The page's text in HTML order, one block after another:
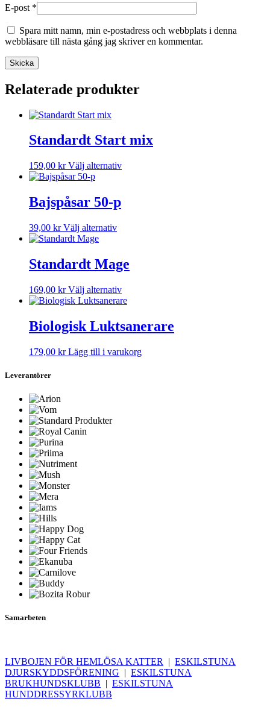
E-post *
Spara mitt namn, min e-postadress och webbplats i denna
webbläsare till nästa gång jag skriver en kommentar.
Relaterade produkter
Standardt Start mix
159,00 kr Välj alternativDen
kan
väljas
produktsidan
Bajspåsar 50-p
39,00 kr Välj alternativDen
har
flera
De
olika
kan
väljas
på
produktsidan
Standardt Mage
169,00 kr Välj alternativDen
här
flera
De
Biologisk Luktsanerare
179,00 kr Lägg till i varukorg
Leverantörer
Samarbeten
LIVBOJEN FÖR HEMLÖSA KATTER | ESKILSTUNA
DJURSKYDDSFÖRENING | ESKILSTUNA
BRUKHUNDSKLUBB | ESKILSTUNA
HUNDDRESSYRKLUBB